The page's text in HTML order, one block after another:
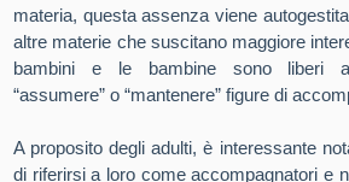
materia, questa assenza viene
altre materie che suscitano maggiore
bambini e le bambine sono liberi
“assumere” o “mantenere” figure di
A proposito degli adulti, è interessante
di riferirsi a loro come accompagnatori e